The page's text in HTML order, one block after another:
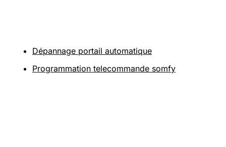
Dépannage portail automatique
Programmation telecommande somfy